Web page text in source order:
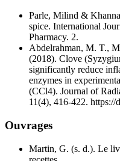
Parle, Milind &
spice. International
Pharmacy. 2.
Abdelrahman, M. T.,
(2018). Clove
significantly reduce
enzymes in
(CCl4). Journal of
11(4), 416‑422.
Ouvrages
Martin, G. (s. d.). Le